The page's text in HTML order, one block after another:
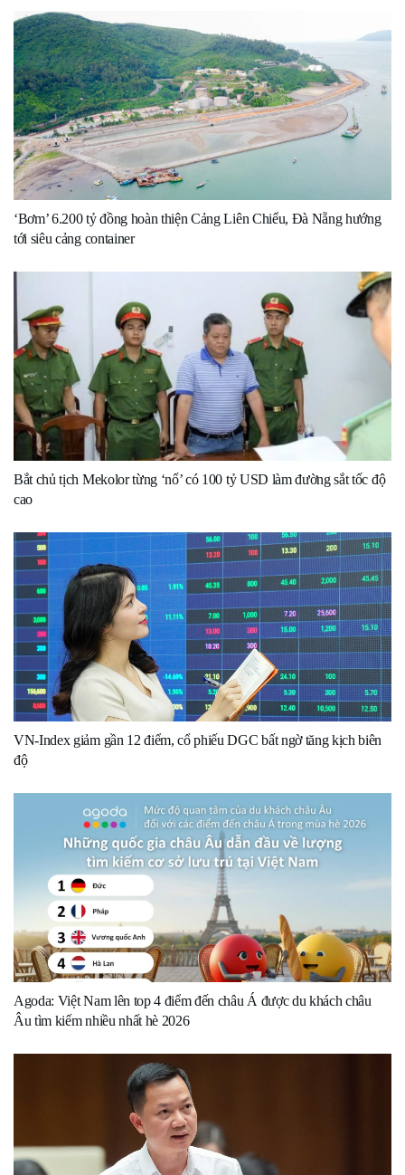
‘Bơm’ 6.200 tỷ đồng hoàn thiện Cảng Liên Chiểu, Đà Nẵng hướng
tới siêu cảng container
Bắt chủ tịch Mekolor từng ‘nổ’ có 100 tỷ USD làm đường sắt tốc độ
cao
VN-Index giảm gần 12 điểm, cổ phiếu DGC bất ngờ tăng kịch biên
độ
Agoda: Việt Nam lên top 4 điểm đến châu Á được du khách châu
Âu tìm kiếm nhiều nhất hè 2026